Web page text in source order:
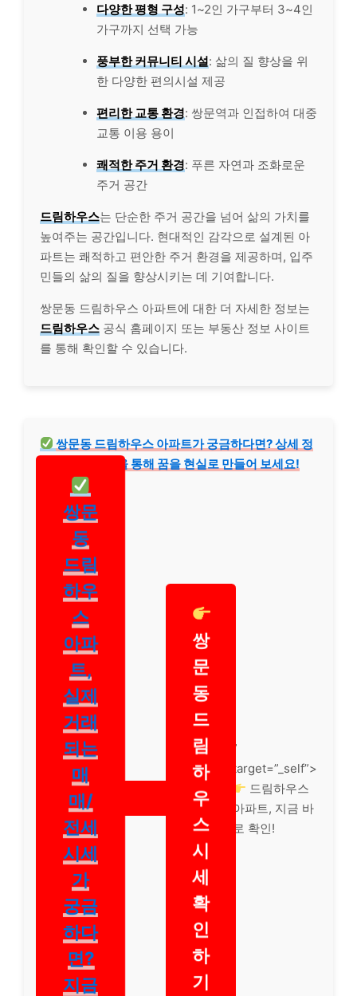
다양한 평형 구성: 1~2인 가구부터 3~4인
가구까지 선택 가능
풍부한 커뮤니티 시설: 삶의 질 향상을 위
한 다양한 편의시설 제공
편리한 교통 환경: 쌍문역과 인접하여 대중
교통 이용 용이
쾌적한 주거 환경: 푸른 자연과 조화로운
주거 공간
드림하우스는 단순한 주거 공간을 넘어 삶의 가치를
높여주는 공간입니다. 현대적인 감각으로 설계된 아
파트는 쾌적하고 편안한 주거 환경을 제공하며, 입주
민들의 삶의 질을 향상시키는 데 기여합니다.
쌍문동 드림하우스 아파트에 대한 더 자세한 정보는
드림하우스 공식 홈페이지 또는 부동산 정보 사이트
를 통해 확인할 수 있습니다.
쌍문동 드림하우스 아파트가 궁금하다면? 상세 정
보와 시세 분석을 통해 꿈을 현실로 만들어 보세요!
쌍문
동
드림
하우
스
아파
트,
실제
거래
되는
매
매/
전세
시세
가
궁금
하다
면?
지금
바로
쌍
문
동
드
림
하
우
스
시
세
확
인
하
기
”
target=”_self”>
드림하우스
아파트, 지금 바
로 확인!